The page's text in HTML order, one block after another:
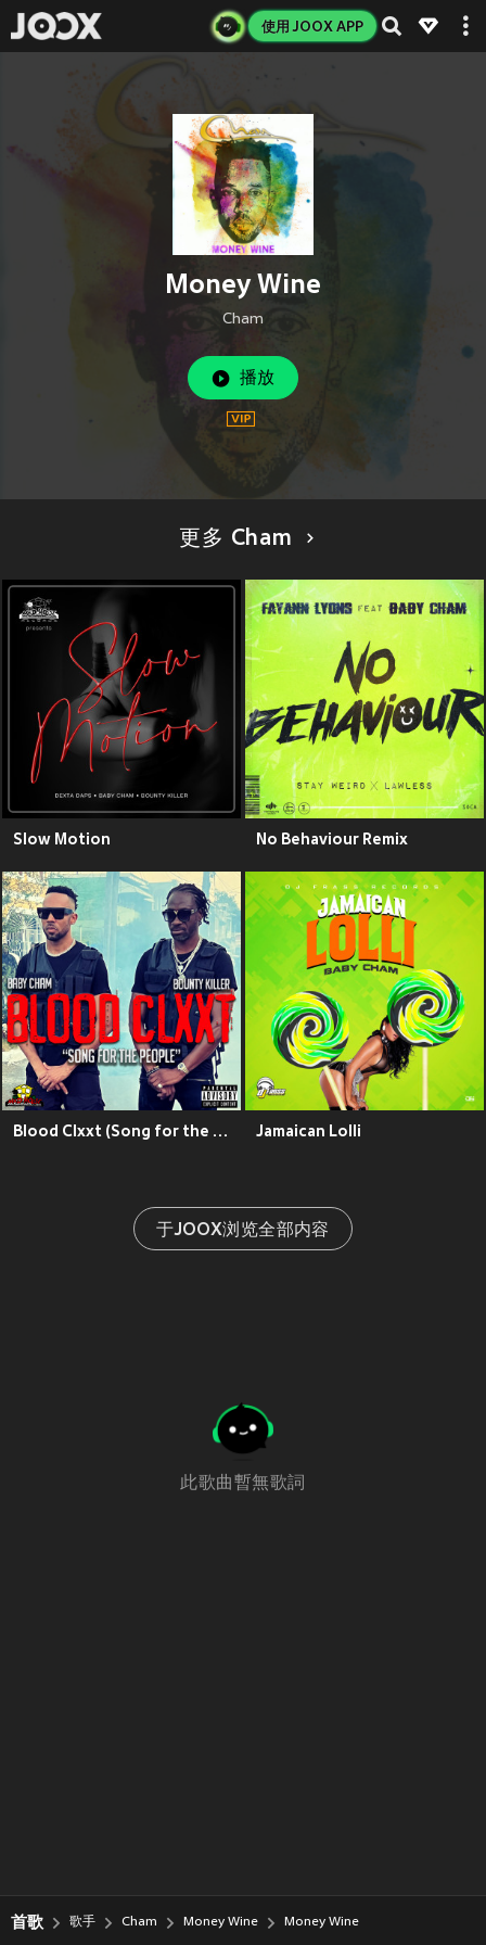
使用 JOOX APP
Money Wine
Cham
播放
更多 Cham
Slow Motion No Behaviour Remix
Blood Clxxt (Song for the People) (Explicit) Jamaican Lolli
于JOOX浏览全部内容
此歌曲暫無歌詞
首歌 歌手 Cham Money Wine Money Wine